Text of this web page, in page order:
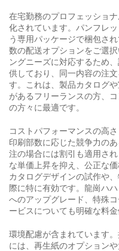
在宅勤務のプロフェッショ
化されています。パンフレ
う専用パッケージで梱包さ
数の配送オプションをご選
ングニーズに対応するため
供しており、同一内容の注
す。これは、製品カタログ
があるフリーランスの方、
の方々に最適です。
コストパフォーマンスの高
印刷部数に応じた競争力の
注の場合には割引も適用さ
な単価上昇を抑え、公正な
カタログデザインの試作や
際に特に有効です。龍崗ハ
へのアップグレード、特殊
ービスについても明確な料
環境配慮が含まれています
には、再生紙のオプション